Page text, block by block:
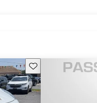
Guarda este Aviso